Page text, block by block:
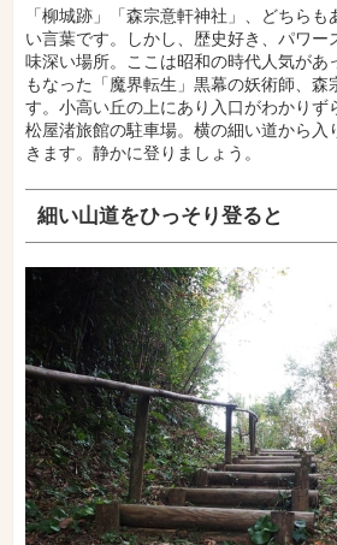
「柳城跡」「森宗意軒神社」、どちら
い言葉です。しかし、歴史好き、パワー
味深い場所。ここは昭和の時代人気があ
もなった「魔界転生」黒幕の妖術師、森
す。小高い丘の上にあり入口がわかりず
松屋渚旅館の駐車場。横の細い道から入
きます。静かに登りましょう。
細い山道をひっそり登ると